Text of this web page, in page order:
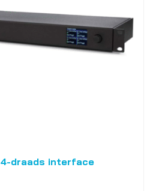
4-draads interface